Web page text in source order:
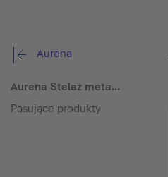
Aurena
Aurena Stelaż metalowy
Pasujące produkty